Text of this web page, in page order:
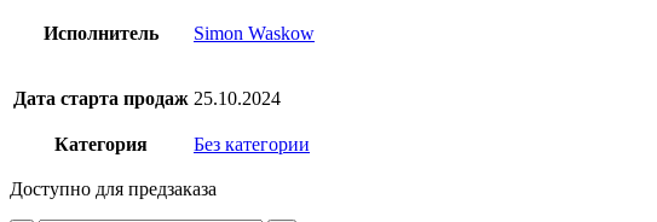
Исполнитель Simon Waskow
Дата старта продаж 25.10.2024
Категория Без категории
Доступно для предзаказа